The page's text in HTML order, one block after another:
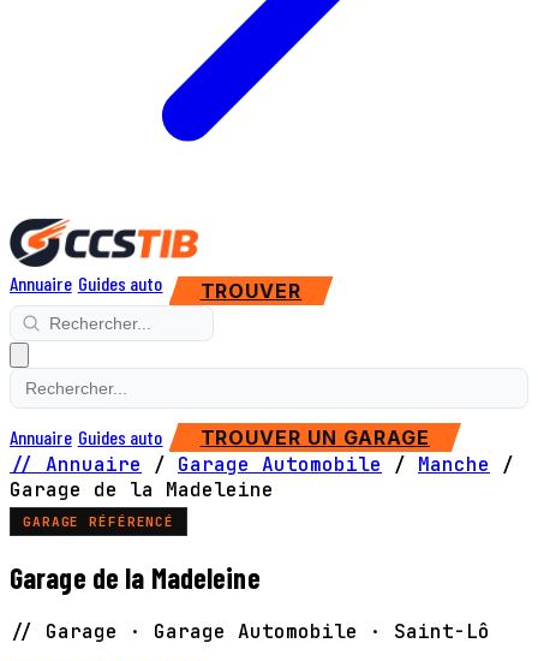
Annuaire Guides auto TROUVER
Annuaire Guides auto TROUVER UN GARAGE
// Annuaire / Garage Automobile / Manche
/
Garage de la Madeleine
GARAGE RÉFÉRENCÉ
Garage de la Madeleine
// Garage · Garage Automobile · Saint-Lô